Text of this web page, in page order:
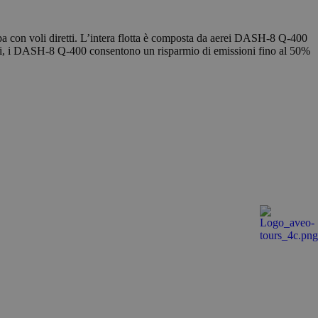
con voli diretti. L’intera flotta è composta da aerei DASH-8 Q-400
i DASH-8 Q-400 consentono un risparmio di emissioni fino al 50%
mantenere lo
distinguere
come